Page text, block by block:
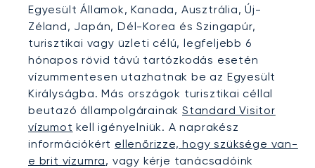
Egyesült Államok, Kanada, Ausztrália, Új-
Zéland, Japán, Dél-Korea és Szingapúr,
turisztikai vagy üzleti célú, legfeljebb 6
hónapos rövid távú tartózkodás esetén
vízummentesen utazhatnak be az Egyesült
Királyságba. Más országok turisztikai céllal
beutazó állampolgárainakStandard Visitor
vízumot kell igényelniük. A naprakész
információkért ellenőrizze, hogy szüksége van-
e brit vízumra, vagy kérje tanácsadóink